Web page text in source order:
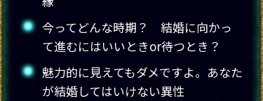
今ってどんな時期？ 結婚に向かっ
て進むにはいいときor待つとき？
魅力的に見えてもダメですよ。あなた
が結婚してはいけない異性